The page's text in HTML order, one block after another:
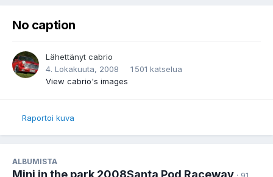
No caption
Lähettänyt cabrio
4. Lokakuuta, 2008
1 501 katselua
View cabrio's images
Raportoi kuva
ALBUMISTA
Mini in the park 2008Santa Pod Raceway